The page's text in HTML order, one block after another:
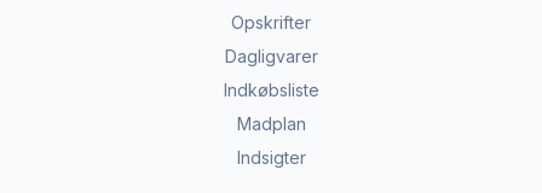
Opskrifter
Dagligvarer
Indkøbsliste
Madplan
Indsigter